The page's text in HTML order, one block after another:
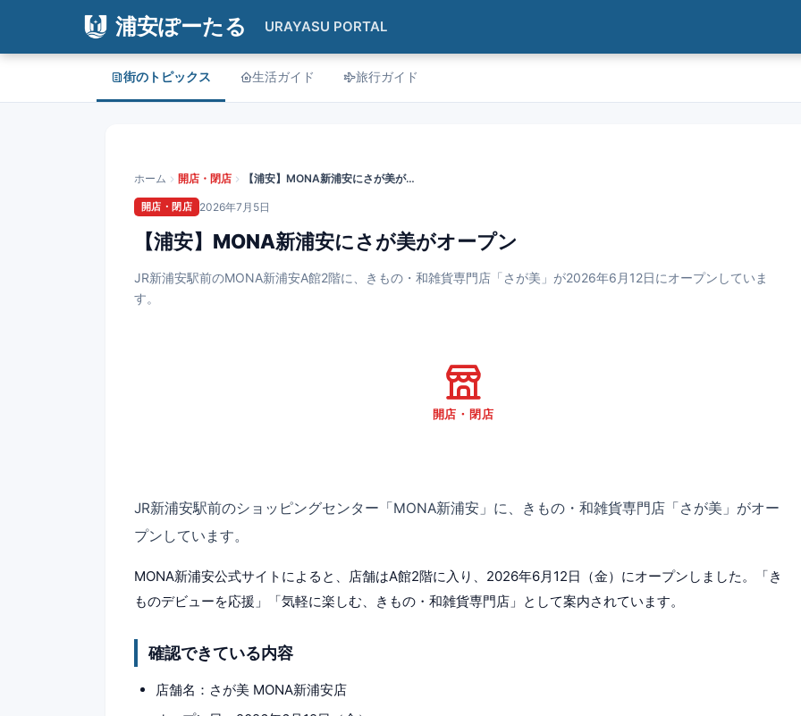
浦安ぽーたる URAYASU PORTAL
街のトピックス 生活ガイド 旅行ガイド
ホーム 開店・閉店 【浦安】MONA新浦安にさが美がオープン
開店・閉店 2026年7月5日
【浦安】MONA新浦安にさが美がオープン
JR新浦安駅前のMONA新浦安A館2階に、きもの・和雑貨専門店「さが美」が2026年6月12日にオープンしていま
す。
開店・閉店
JR新浦安駅前のショッピングセンター「MONA新浦安」に、きもの・和雑貨専門店「さが美」がオー
プンしています。
MONA新浦安公式サイトによると、店舗はA館2階に入り、2026年6月12日（金）にオープンしました。「き
ものデビューを応援」「気軽に楽しむ、きもの・和雑貨専門店」として案内されています。
確認できている内容
店舗名：さが美 MONA新浦安店